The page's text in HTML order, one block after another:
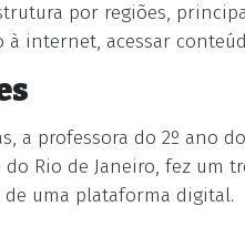
por regiões,
à internet, acessar
a professora do 2º ano
Rio de Janeiro, fez um
uma plataforma digital.